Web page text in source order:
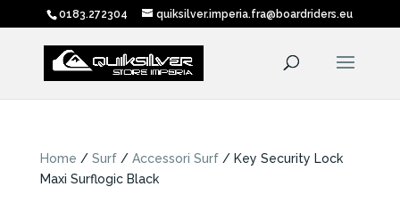
0183.272304 quiksilver.imperia.fra@boardriders.eu
Home / Surf/ Accessori Surf/ Key Security Lock
Maxi Surflogic Black